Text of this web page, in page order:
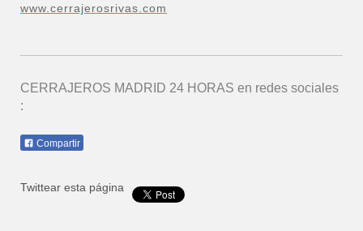
www.cerrajerosrivas.com
CERRAJEROS MADRID 24 HORAS en redes sociales
:
Compartir
Twittear esta página